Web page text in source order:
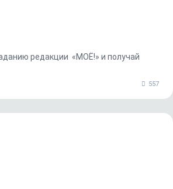
редакции «МОЁ!» и получай
557